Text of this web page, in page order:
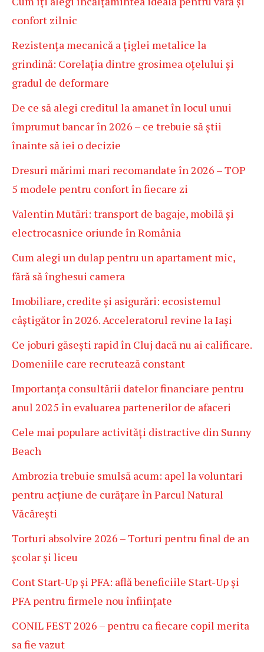
confort zilnic
Rezistența mecanică a țiglei metalice la
grindină: Corelația dintre grosimea oțelului și
gradul de deformare
De ce să alegi creditul la amanet în locul unui
împrumut bancar în 2026 – ce trebuie să știi
înainte să iei o decizie
Dresuri mărimi mari recomandate în 2026 – TOP
5 modele pentru confort în fiecare zi
Valentin Mutări: transport de bagaje, mobilă și
electrocasnice oriunde în România
Cum alegi un dulap pentru un apartament mic,
fără să înghesui camera
Imobiliare, credite și asigurări: ecosistemul
câștigător în 2026. Acceleratorul revine la Iași
Ce joburi găsești rapid în Cluj dacă nu ai calificare.
Domeniile care recrutează constant
Importanța consultării datelor financiare pentru
anul 2025 în evaluarea partenerilor de afaceri
Cele mai populare activități distractive din Sunny
Beach
Ambrozia trebuie smulsă acum: apel la voluntari
pentru acțiune de curățare în Parcul Natural
Văcărești
Torturi absolvire 2026 – Torturi pentru final de an
școlar și liceu
Cont Start-Up și PFA: află beneficiile Start-Up și
PFA pentru firmele nou înființate
CONIL FEST 2026 – pentru ca fiecare copil merita
sa fie vazut